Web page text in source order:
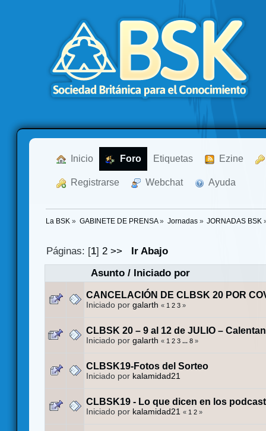
Inicio Foro Etiquetas Ezine
Registrarse Webchat Ayuda
La BSK » GABINETE DE PRENSA» Jornadas» JORNADAS BSK
Páginas: [1]2 >>
Ir Abajo
Asunto/ Iniciado por
CANCELACIÓN DE CLBSK 20 POR
Iniciado por galarth « 1 2 3 »
CLBSK 20 – 9 al 12 de JULIO –
Iniciado por galarth « 1 2 3 ... 8 »
CLBSK19-Fotos del Sorteo
Iniciado por kalamidad21
CLBSK19 - Lo que dicen en los podcast
Iniciado por kalamidad21 « 1 2 »